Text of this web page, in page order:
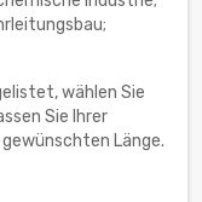
wählen Sie
Sie Ihrer
Länge.